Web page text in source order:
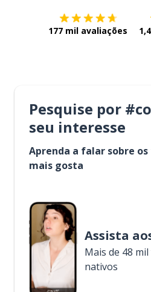
177 mil avaliações
Pesquise por
seu interesse
Aprenda a falar sobre
mais gosta
Assista
Mais de 48
nativos